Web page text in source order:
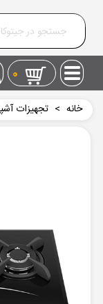
0
خانه > تجهیزات
سیمر